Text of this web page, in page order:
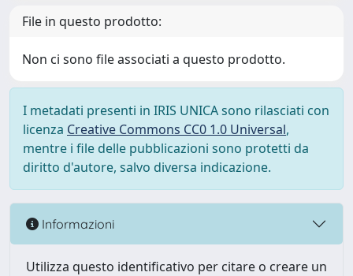
File in questo prodotto:
Non ci sono file associati a questo prodotto.
I metadati presenti in IRIS UNICA sono rilasciati con
licenza Creative Commons CC0 1.0 Universal,
mentre i file delle pubblicazioni sono protetti da
diritto d'autore, salvo diversa indicazione.
Informazioni
Utilizza questo identificativo per citare o creare un